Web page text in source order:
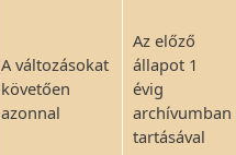
A változásokat
követően
azonnal
Az előző
állapot 1
évig
archívumban
tartásával